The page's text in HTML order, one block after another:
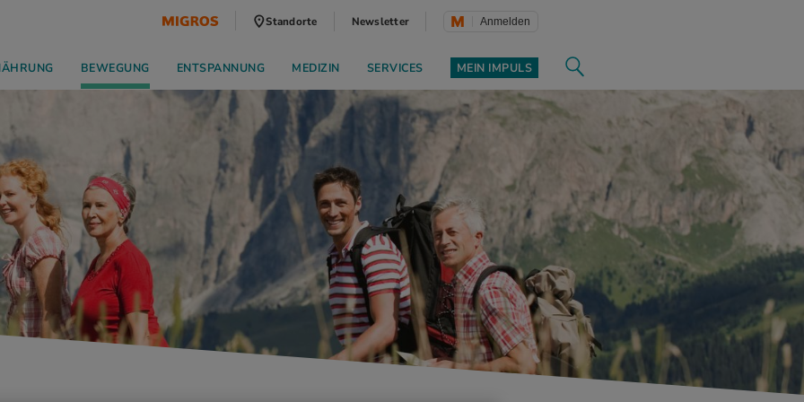
Standorte Newsletter Anmelden
BEWEGUNG ENTSPANNUNG MEDIZIN SERVICES MEIN IMPULS